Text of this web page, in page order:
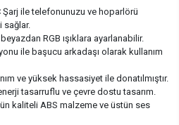
ile telefonunuzu ve hoparlörü
sağlar.
RGB ışıklara ayarlanabilir.
ile başucu arkadaşı olarak kullanım
ve yüksek hassasiyet ile donatılmıştır.
tasarruflu ve çevre dostu tasarım.
kaliteli ABS malzeme ve üstün ses